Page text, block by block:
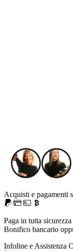
Acquisti e pagamenti
Paga in tutta
Bonifico bancario
Infoline e Assistenza